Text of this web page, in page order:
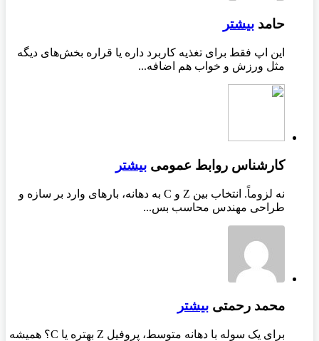
حامد بیشتر
این اپ فقط برای تغذیه کاربرد داره یا قراره بخش‌های دیگه
مثل ورزش و خواب هم اضافه...
کارشناس روابط عمومی بیشتر
نه لزوماً. انتخاب بین Z و C به دهانه، بارهای وارد بر سازه و
طراحی مهندس محاسب بس...
محمد رحمتی بیشتر
برای یک سوله با دهانه متوسط، پروفیل Z بهتره یا C؟ همیشه